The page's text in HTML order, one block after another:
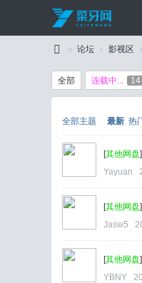
C
ai
» 论坛 › 影视区 ›
全部 连载中... 14
全部主题 最新 热
[其他网盘]
Yayuan
[其他网盘]
Jasw5
[其他网盘]
CY币]
YBNY